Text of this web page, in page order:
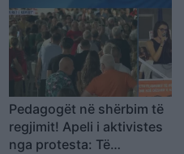
Pedagogët në shërbim të
regjimit! Apeli i aktivistes
nga protesta: Të